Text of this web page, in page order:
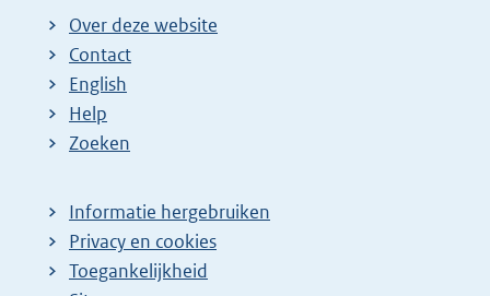
Over deze website
Contact
English
Help
Zoeken
Informatie hergebruiken
Privacy en cookies
Toegankelijkheid